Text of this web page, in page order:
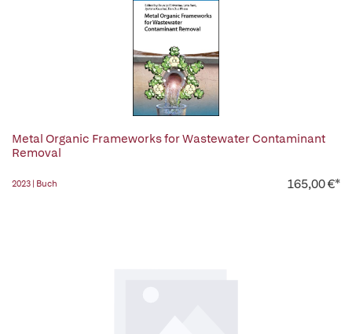
Metal Organic Frameworks for Wastewater Contaminant
Removal
2023 | Buch 165,00 €*